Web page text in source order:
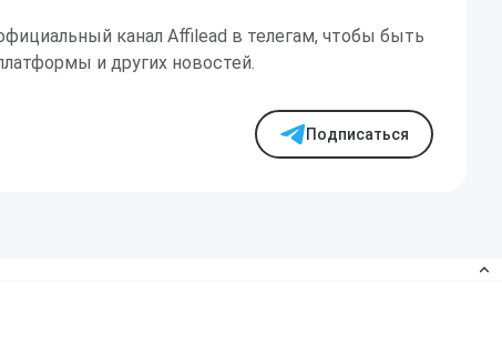
канал Affilead в телегам, чтобы быть
и других новостей.
Подписаться